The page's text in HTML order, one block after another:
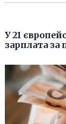
У 21
зарплата за